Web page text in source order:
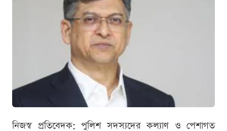
নিজস্ব প্রতিবেদক: পুলিশ সদস্যদের কল্যাণ ও পেশাগত